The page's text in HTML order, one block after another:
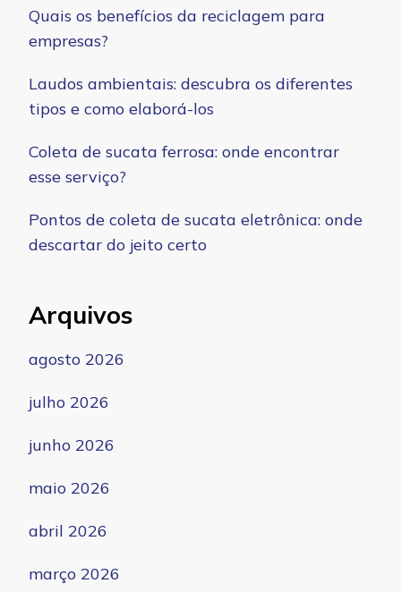
Quais os benefícios da reciclagem para
empresas?
Laudos ambientais: descubra os diferentes
tipos e como elaborá-los
Coleta de sucata ferrosa: onde encontrar
esse serviço?
Pontos de coleta de sucata eletrônica: onde
descartar do jeito certo
Arquivos
agosto 2026
julho 2026
junho 2026
maio 2026
abril 2026
março 2026